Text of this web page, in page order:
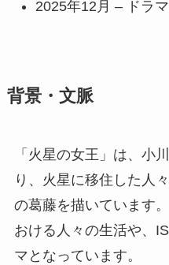
2025年12月 – ドラ
背景・文脈
「火星の女王」は、小
り、火星に移住した人
の葛藤を描いています
おける人々の生活や、
マとなっています。